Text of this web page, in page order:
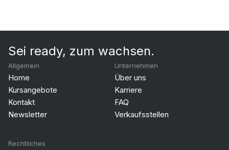
Sei ready, zum wachsen.
Allgemein
Home
Kursangebote
Kontakt
Newsletter
Unternehmen
Über uns
Karriere
FAQ
Verkaufsstellen
Rechtliches